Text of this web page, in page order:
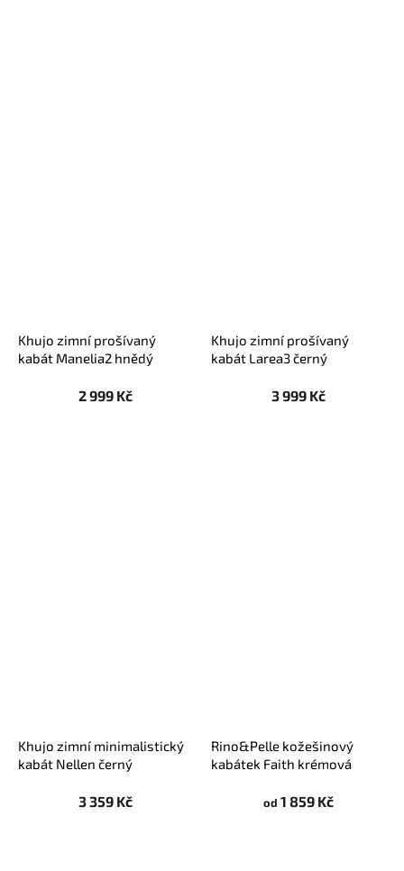
Khujo zimní prošívaný
kabát Manelia2 hnědý
2 999 Kč
Khujo zimní prošívaný
kabát Larea3 černý
3 999 Kč
Khujo zimní minimalistický
kabát Nellen černý
3 359 Kč
Rino&Pelle kožešinový
kabátek Faith krémová
od 1 859 Kč